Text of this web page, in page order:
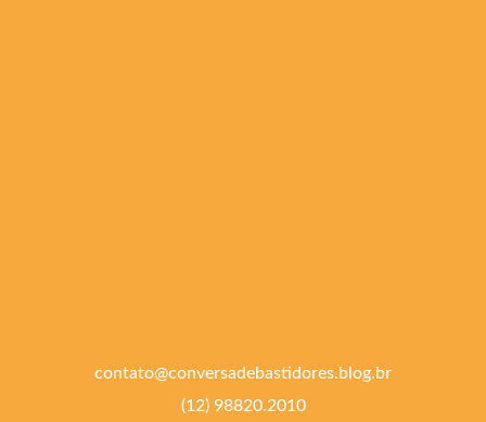
contato@conversadebastidores.blog.br
(12) 98820.2010